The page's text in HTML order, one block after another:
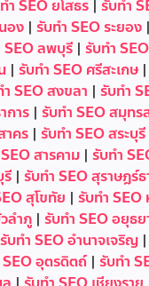
ำ SEO ยโสธร| รับทำ
อง | รับทำ SEO ระยอง |
SEO ลพบุรี| รับทำ
| รับทำ SEO ศรีสะเกษ|
SEO สงขลา | รับทำ
การ | รับทำ SEO สมุทร
าคร | รับทำ SEO สระบุรี
สารคาม | รับทำ
| รับทำ SEO สุราษฎร์
สุโขทัย | รับทำ SEO
ลำภู| รับทำ SEO อยุธย
รับทำ SEO อำนาจเจริญ|
อุตรดิตถ์| รับทำ